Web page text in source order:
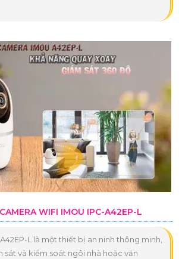
WIFI IMOU IPC-A42EP-L
L là một thiết bị an ninh thông minh,
sát và kiểm soát ngôi nhà hoặc văn